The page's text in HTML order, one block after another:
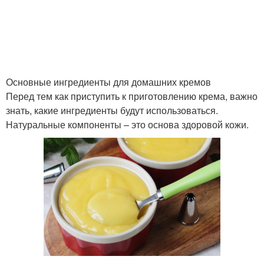
Основные ингредиенты для домашних кремов
Перед тем как приступить к приготовлению крема, важно
знать, какие ингредиенты будут использоваться.
Натуральные компоненты – это основа здоровой кожи.